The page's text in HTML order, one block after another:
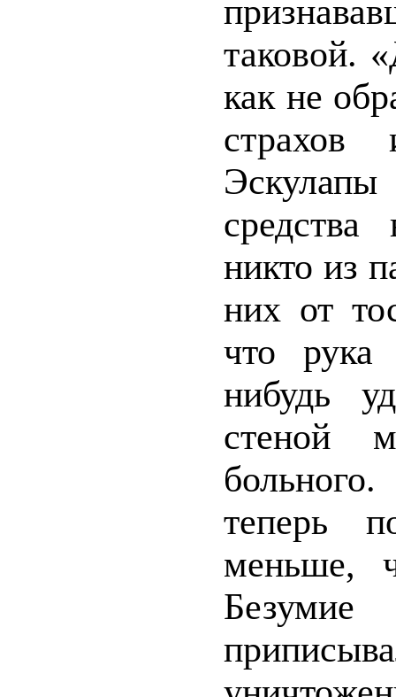
таковой.
как не
страхов
средства
никто из
них от
что рука
нибудь
стеной
теперь
меньше,